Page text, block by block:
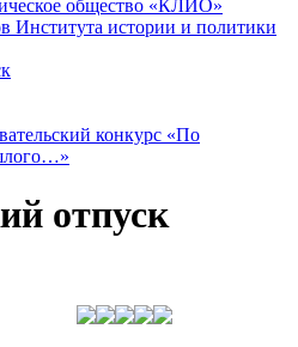
общество «КЛИО»
Института истории и политики
конкурс «По
отпуск